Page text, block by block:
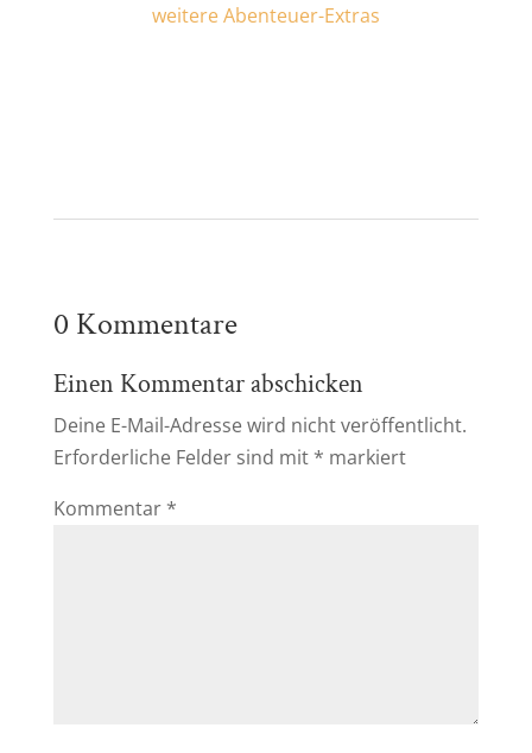
weitere Abenteuer-Extras
0 Kommentare
Einen Kommentar abschicken
Deine E-Mail-Adresse wird nicht veröffentlicht.
Erforderliche Felder sind mit * markiert
Kommentar *